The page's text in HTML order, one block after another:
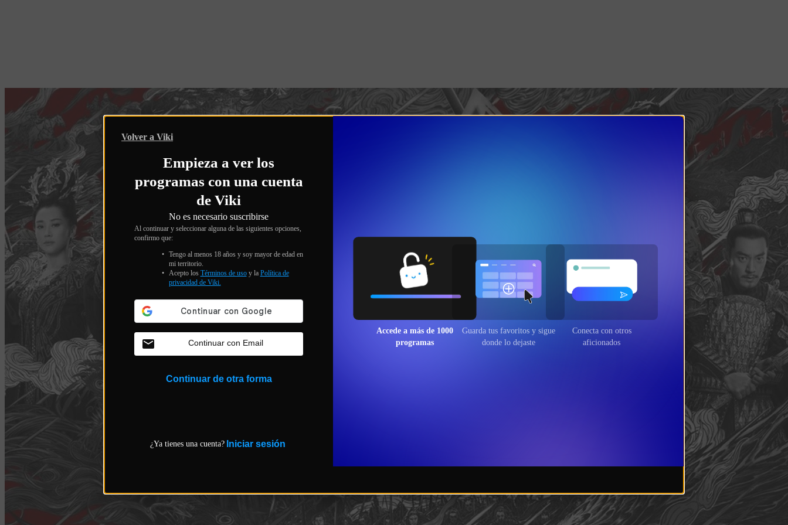
Volver a Viki
Empieza a ver los
programas con una cuenta
de Viki
No es necesario suscribirse
Al continuar y seleccionar alguna de las siguientes opciones,
confirmo que:
Tengo al menos 18 años y soy mayor de edad en
mi territorio.
Acepto los Términos de usoy la Política de
privacidadde Viki.
Continuar con Email
Continuar de otra forma
¿Ya tienes una cuenta? Iniciar sesión
Accede a más de 1000
programas
Guarda tus favoritos y
sigue donde lo dejaste
Conecta con otros
aficionados